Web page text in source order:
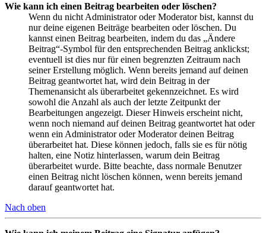
Wie kann ich einen Beitrag bearbeiten oder löschen?
Wenn du nicht Administrator oder Moderator bist, kannst du
nur deine eigenen Beiträge bearbeiten oder löschen. Du
kannst einen Beitrag bearbeiten, indem du das „Ändere
Beitrag“-Symbol für den entsprechenden Beitrag anklickst;
eventuell ist dies nur für einen begrenzten Zeitraum nach
seiner Erstellung möglich. Wenn bereits jemand auf deinen
Beitrag geantwortet hat, wird dein Beitrag in der
Themenansicht als überarbeitet gekennzeichnet. Es wird
sowohl die Anzahl als auch der letzte Zeitpunkt der
Bearbeitungen angezeigt. Dieser Hinweis erscheint nicht,
wenn noch niemand auf deinen Beitrag geantwortet hat oder
wenn ein Administrator oder Moderator deinen Beitrag
überarbeitet hat. Diese können jedoch, falls sie es für nötig
halten, eine Notiz hinterlassen, warum dein Beitrag
überarbeitet wurde. Bitte beachte, dass normale Benutzer
einen Beitrag nicht löschen können, wenn bereits jemand
darauf geantwortet hat.
Nach oben